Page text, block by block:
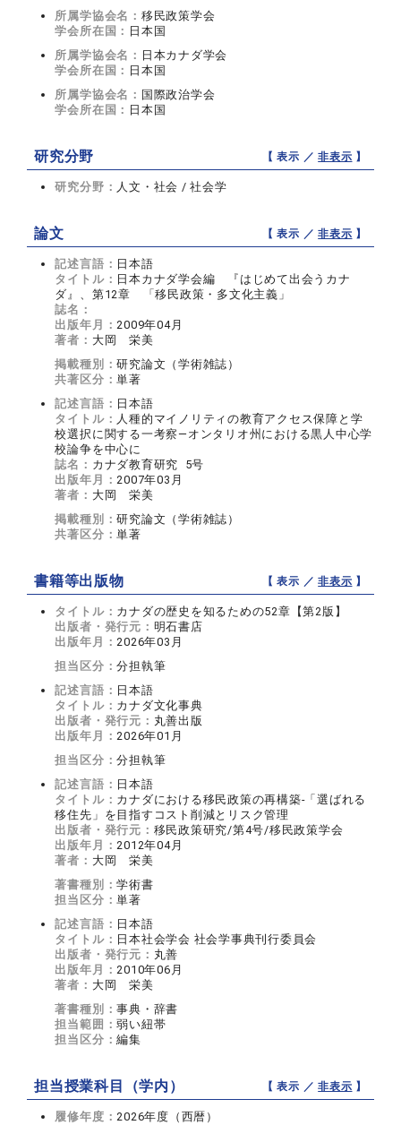
所属学協会名： 移民政策学会
学会所在国： 日本国
所属学協会名： 日本カナダ学会
学会所在国： 日本国
所属学協会名： 国際政治学会
学会所在国： 日本国
研究分野 【 表示 ／非表示 】
研究分野： 人文・社会 / 社会学
論文 【 表示 ／非表示 】
記述言語： 日本語
タイトル： 日本カナダ学会編 『はじめて出会うカナ
ダ』、第12章 「移民政策・多文化主義」
誌名：
出版年月：2009年04月
著者： 大岡 栄美
掲載種別：研究論文（学術雑誌）
共著区分：単著
記述言語： 日本語
タイトル： 人種的マイノリティの教育アクセス保障と学
校選択に関する一考察―オンタリオ州における黒人中心学
校論争を中心に
誌名： カナダ教育研究 5号
出版年月：2007年03月
著者： 大岡 栄美
掲載種別：研究論文（学術雑誌）
共著区分：単著
書籍等出版物 【 表示 ／非表示 】
タイトル： カナダの歴史を知るための52章【第2版】
出版者・発行元： 明石書店
出版年月：2026年03月
担当区分：分担執筆
記述言語： 日本語
タイトル： カナダ文化事典
出版者・発行元： 丸善出版
出版年月：2026年01月
担当区分：分担執筆
記述言語： 日本語
タイトル： カナダにおける移民政策の再構築‐「選ばれる
移住先」を目指すコスト削減とリスク管理
出版者・発行元： 移民政策研究/第4号/移民政策学会
出版年月：2012年04月
著者： 大岡 栄美
著書種別：学術書
担当区分：単著
記述言語： 日本語
タイトル： 日本社会学会 社会学事典刊行委員会
出版者・発行元： 丸善
出版年月：2010年06月
著者： 大岡 栄美
著書種別：事典・辞書
担当範囲：弱い紐帯
担当区分：編集
担当授業科目（学内） 【 表示 ／非表示 】
履修年度：2026年度（西暦）